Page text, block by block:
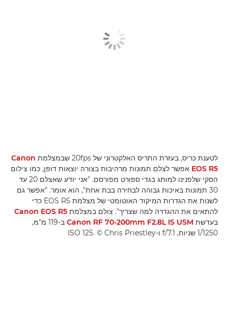
לטענת כריס, בעזרת התריס האלקטרוני של 20fps שבמצלמת
Canon
EOS R5 אפשר לצלם תמונות מרהיבות בצורה יוצאות דופן, כמו צילום
הסקי שלפנינו למותג בגדי ספורט מפורסם. "אני יודע שאצלם 20 עד
30 תמונות באיכות גבוהה לבחירה בבת אחת", הוא אומר. "אפשר גם
לשנות את הגדרות המיקוד האוטומטי של מצלמת EOS R5 כדי
להתאים את ההגדרה למה שצריך". צולם במצלמת Canon EOS R5
בעדשת Canon RF 70-200mm F2.8L IS USM
ב-119 מ"מ,
1/1250 שניות, f/7.1 ו-ISO 125. ‎© Chris Priestley